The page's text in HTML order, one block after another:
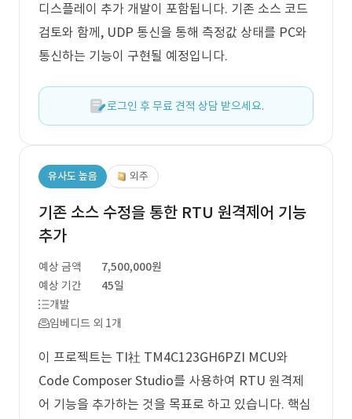
디스플레이 추가 개발이 포함됩니다. 기존 소스 코드
검토와 함께, UDP 통신을 통해 측정값 상태를 PC와
통신하는 기능이 구현될 예정입니다.
로그인 후 무료 견적 상담 받으세요.
유사도 높음 외주
기존 소스 수정을 통한 RTU 원격제어 기능
추가
예상 금액
7,500,000원
예상 기간
45일
개발
임베디드 외 1개
이 프로젝트는 TI社 TM4C123GH6PZI MCU와
Code Composer Studio를 사용하여 RTU 원격제
어 기능을 추가하는 것을 목표로 하고 있습니다. 핵심